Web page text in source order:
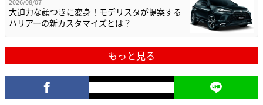
大迫力な顔つきに変身！モデリスタが提案する
ハリアーの新カスタマイズとは？
もっと見る